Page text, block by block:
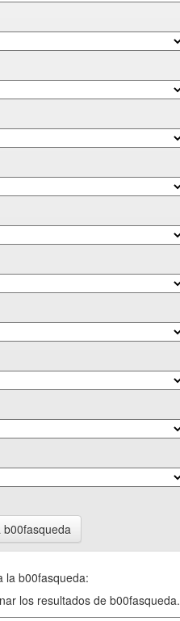
b00fasqueda
la b00fasqueda:
los resultados de b00fasqueda.